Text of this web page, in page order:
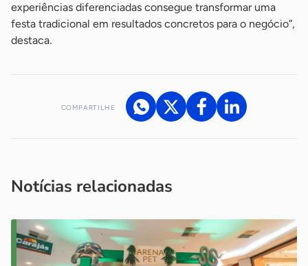
experiências diferenciadas consegue transformar uma
festa tradicional em resultados concretos para o negócio”,
destaca.
COMPARTILHE
Notícias relacionadas